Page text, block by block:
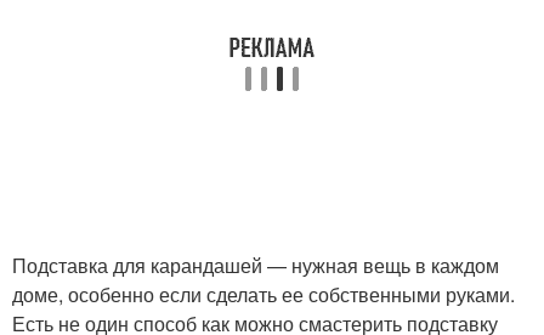
Подставка для карандашей — нужная вещь в каждом
доме, особенно если сделать ее собственными руками.
Есть не один способ как можно смастерить подставку